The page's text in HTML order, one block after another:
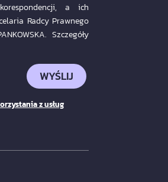
a ich
Radcy Prawnego
Szczegóły
WYŚLIJ
z usług